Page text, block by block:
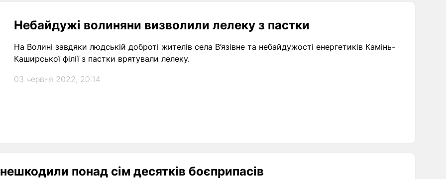
Небайдужі волиняни визволили лелеку з пастки
На Волині завдяки людській доброті жителів села В’язівне та небайдужості енергетиків Камінь-
Каширської філії з пастки врятували лелеку.
03 червня 2022, 20:14
понад сім десятків боєприпасів